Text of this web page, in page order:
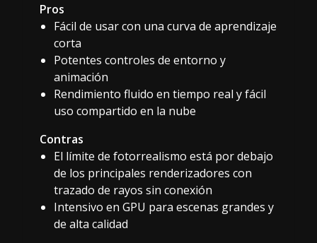
Pros
Fácil de usar con una curva de aprendizaje
corta
Potentes controles de entorno y
animación
Rendimiento fluido en tiempo real y fácil
uso compartido en la nube
Contras
El límite de fotorrealismo está por debajo
de los principales renderizadores con
trazado de rayos sin conexión
Intensivo en GPU para escenas grandes y
de alta calidad